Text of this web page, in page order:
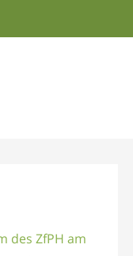
des ZfPH am